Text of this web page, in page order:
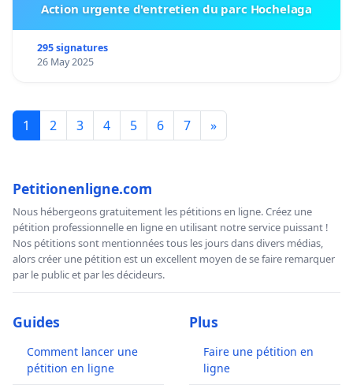
Action urgente d'entretien du parc Hochelaga
295 signatures
26 May 2025
1 2 3 4 5 6 7 »
Petitionenligne.com
Nous hébergeons gratuitement les pétitions en ligne. Créez une
pétition professionnelle en ligne en utilisant notre service puissant !
Nos pétitions sont mentionnées tous les jours dans divers médias,
alors créer une pétition est un excellent moyen de se faire remarquer
par le public et par les décideurs.
Guides
Comment lancer une
pétition en ligne
Plus
Faire une pétition en
ligne